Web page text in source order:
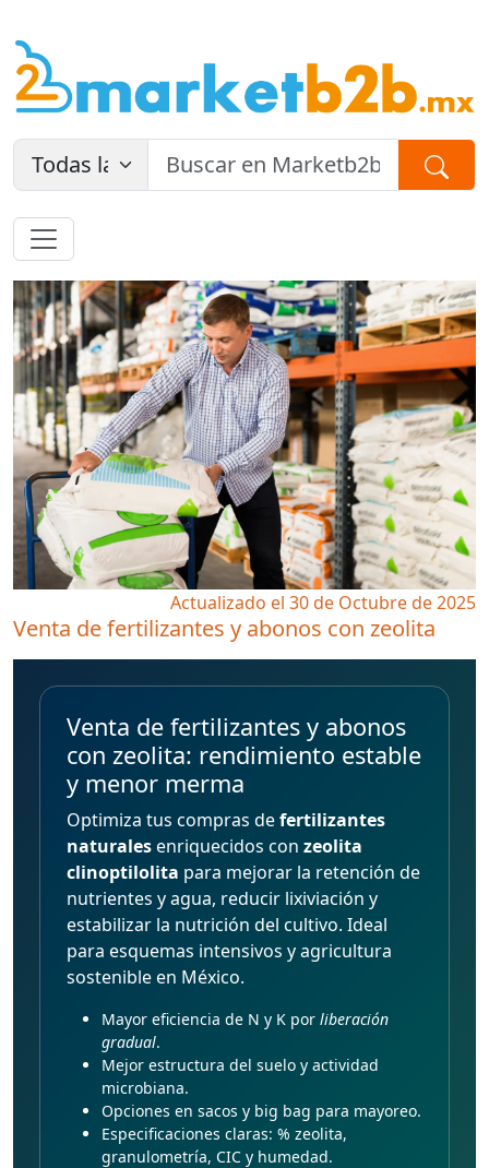
Actualizado el 30 de Octubre de 2025
Venta de fertilizantes y abonos con zeolita
Venta de fertilizantes y abonos
con zeolita: rendimiento estable
y menor merma
Optimiza tus compras defertilizantes
naturalesenriquecidos con zeolita
clinoptilolita para mejorar la retención de
nutrientes y agua, reducir lixiviación y
estabilizar la nutrición del cultivo. Ideal
para esquemas intensivos y agricultura
sostenible en México.
Mayor eficiencia de N y K por liberación
gradual.
Mejor estructura del suelo y actividad
microbiana.
Opciones en sacos y big bag para mayoreo.
Especificaciones claras: % zeolita,
granulometría, CIC y humedad.